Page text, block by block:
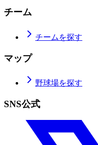
チーム
チームを探す
マップ
野球場を探す
SNS公式